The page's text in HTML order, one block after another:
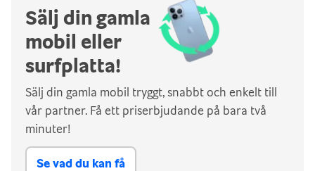
Sälj din gamla
mobil eller
surfplatta!
Sälj din gamla mobil tryggt, snabbt och enkelt till
vår partner. Få ett priserbjudande på bara två
minuter!
Se vad du kan få